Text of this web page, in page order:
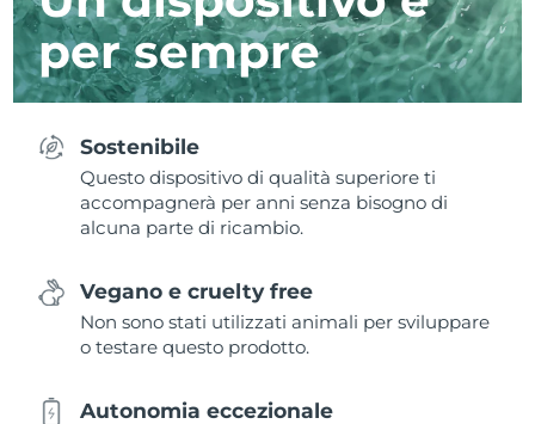
per sempre
Sostenibile
Questo dispositivo di qualità superiore ti
accompagnerà per anni senza bisogno di
alcuna parte di ricambio.
Vegano e cruelty free
Non sono stati utilizzati animali per sviluppare
o testare questo prodotto.
Autonomia eccezionale